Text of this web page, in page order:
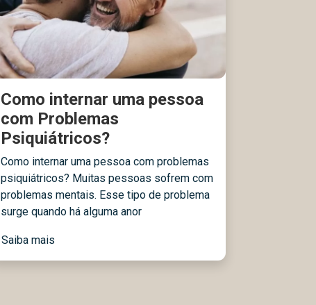
Como internar uma pessoa
com Problemas
Psiquiátricos?
Como internar uma pessoa com problemas
psiquiátricos? Muitas pessoas sofrem com
problemas mentais. Esse tipo de problema
surge quando há alguma anor
Saiba mais